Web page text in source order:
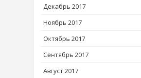
Декабрь 2017
Ноябрь 2017
Октябрь 2017
Сентябрь 2017
Август 2017